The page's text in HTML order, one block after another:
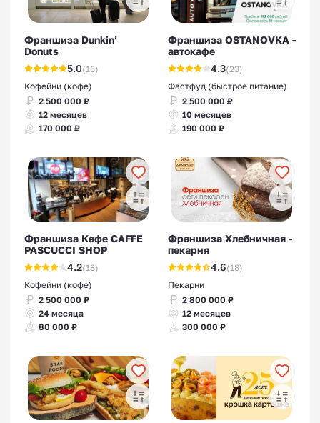
Франшиза Dunkin’
Donuts
5.0(16)
Кофейни (кофе)
2 500 000 ₽
12 месяцев
170 000 ₽
Франшиза OSTANOVKA -
автокафе
4.3(23)
Фастфуд (быстрое питание)
2 500 000 ₽
10 месяцев
190 000 ₽
Франшиза Кафе CAFFE
PASCUCCI SHOP
4.2(18)
Кофейни (кофе)
2 500 000 ₽
24 месяца
80 000 ₽
Франшиза Хлебничная -
пекарня
4.6(18)
Пекарни
2 800 000 ₽
12 месяцев
300 000 ₽